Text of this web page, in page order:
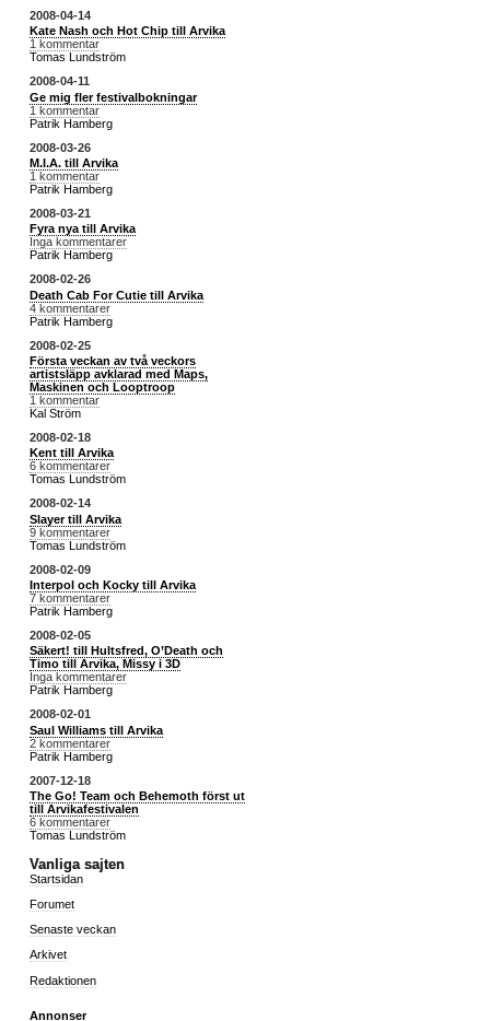
2008-04-14
Kate Nash och Hot Chip till Arvika
1 kommentar
Tomas Lundström
2008-04-11
Ge mig fler festivalbokningar
1 kommentar
Patrik Hamberg
2008-03-26
M.I.A. till Arvika
1 kommentar
Patrik Hamberg
2008-03-21
Fyra nya till Arvika
Inga kommentarer
Patrik Hamberg
2008-02-26
Death Cab For Cutie till Arvika
4 kommentarer
Patrik Hamberg
2008-02-25
Första veckan av två veckors
artistsläpp avklarad med Maps,
Maskinen och Looptroop
1 kommentar
Kal Ström
2008-02-18
Kent till Arvika
6 kommentarer
Tomas Lundström
2008-02-14
Slayer till Arvika
9 kommentarer
Tomas Lundström
2008-02-09
Interpol och Kocky till Arvika
7 kommentarer
Patrik Hamberg
2008-02-05
Säkert! till Hultsfred, O’Death och
Timo till Arvika, Missy i 3D
Inga kommentarer
Patrik Hamberg
2008-02-01
Saul Williams till Arvika
2 kommentarer
Patrik Hamberg
2007-12-18
The Go! Team och Behemoth först ut
till Arvikafestivalen
6 kommentarer
Tomas Lundström
Vanliga sajten
Startsidan
Forumet
Senaste veckan
Arkivet
Redaktionen
Annonser